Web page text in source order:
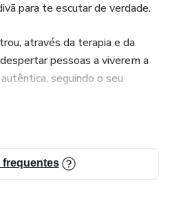
para te escutar de verdade.
através da terapia e da
pessoas a viverem a
seguindo o seu
frequentes